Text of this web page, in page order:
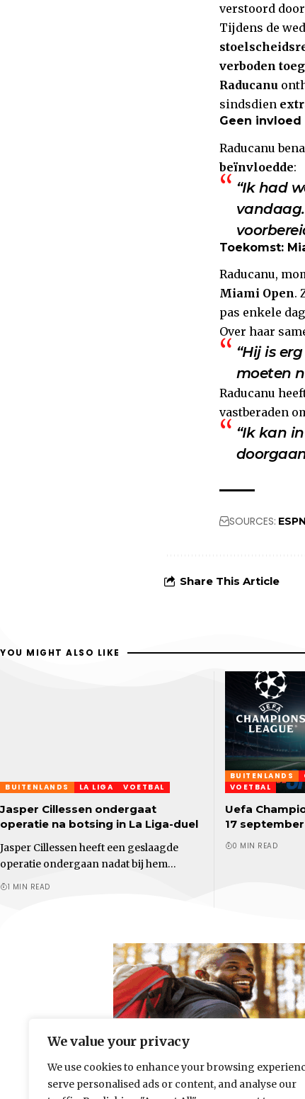
We value your privacy
We use cookies to enhance your browsing
serve personalised ads or content, and analyse our
verstoord
Tijdens de
verboden
Raducanu
sindsdien
Geen invloed
Raducanu
beïnvloedde:
“Ik had
Toekomst:
Raducanu,
Miami Open.
pas enkele
Over haar
“Hij is
moeten
Raducanu
vastberaden
“Ik kan
SOURCES: ESPN
Share This Article
YOU MIGHT ALSO LIKE
BUITENLANDS LA LIGA VOETBAL
Jasper Cillessen ondergaat
operatie na botsing in La Liga-duel
Jasper Cillessen heeft een geslaagde
operatie ondergaan nadat bij hem…
1 MIN READ
BUITENLANDS
VOETBAL
Uefa
17
0 MIN READ